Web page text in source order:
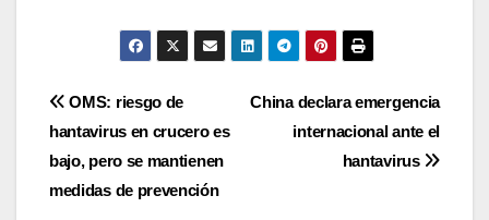
Navegación
de
entradas
China declara emergencia
internacional ante el
hantavirus
OMS: riesgo de
hantavirus en crucero es
bajo, pero se mantienen
medidas de prevención